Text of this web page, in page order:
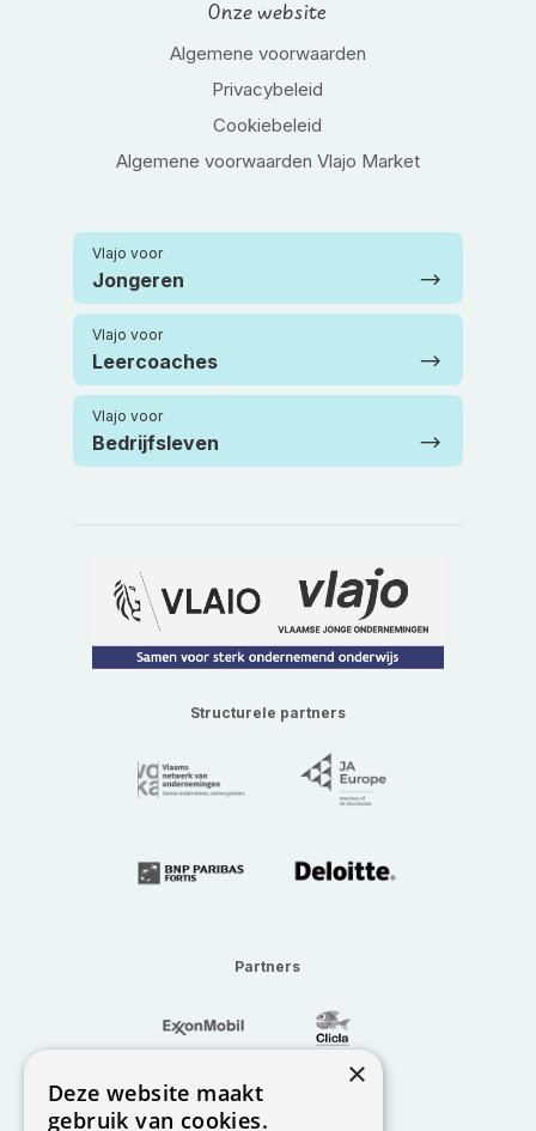
Onze website
Algemene voorwaarden
Privacybeleid
Cookiebeleid
Algemene voorwaarden Vlajo Market
Vlajo voor
Jongeren
Vlajo voor
Leercoaches
Vlajo voor
Bedrijfsleven
Structurele partners
Partners
×
Deze website maakt
gebruik van cookies.